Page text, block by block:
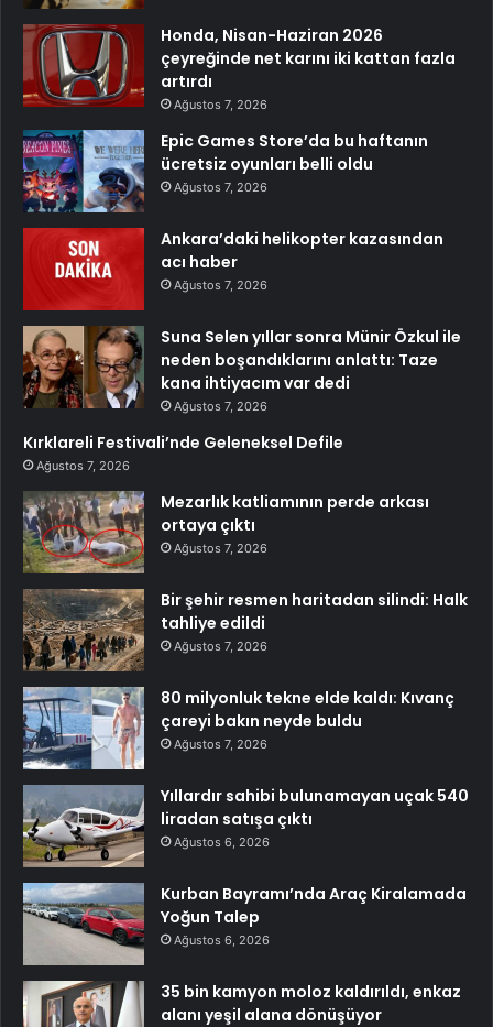
Honda, Nisan-Haziran 2026
çeyreğinde net karını iki kattan fazla
artırdı
Ağustos 7, 2026
Epic Games Store’da bu haftanın
ücretsiz oyunları belli oldu
Ağustos 7, 2026
Ankara’daki helikopter kazasından
acı haber
Ağustos 7, 2026
Suna Selen yıllar sonra Münir Özkul ile
neden boşandıklarını anlattı: Taze
kana ihtiyacım var dedi
Ağustos 7, 2026
Kırklareli Festivali’nde Geleneksel Defile
Ağustos 7, 2026
Mezarlık katliamının perde arkası
ortaya çıktı
Ağustos 7, 2026
Bir şehir resmen haritadan silindi: Halk
tahliye edildi
Ağustos 7, 2026
80 milyonluk tekne elde kaldı: Kıvanç
çareyi bakın neyde buldu
Ağustos 7, 2026
Yıllardır sahibi bulunamayan uçak 540
liradan satışa çıktı
Ağustos 6, 2026
Kurban Bayramı’nda Araç Kiralamada
Yoğun Talep
Ağustos 6, 2026
35 bin kamyon moloz kaldırıldı, enkaz
alanı yeşil alana dönüşüyor